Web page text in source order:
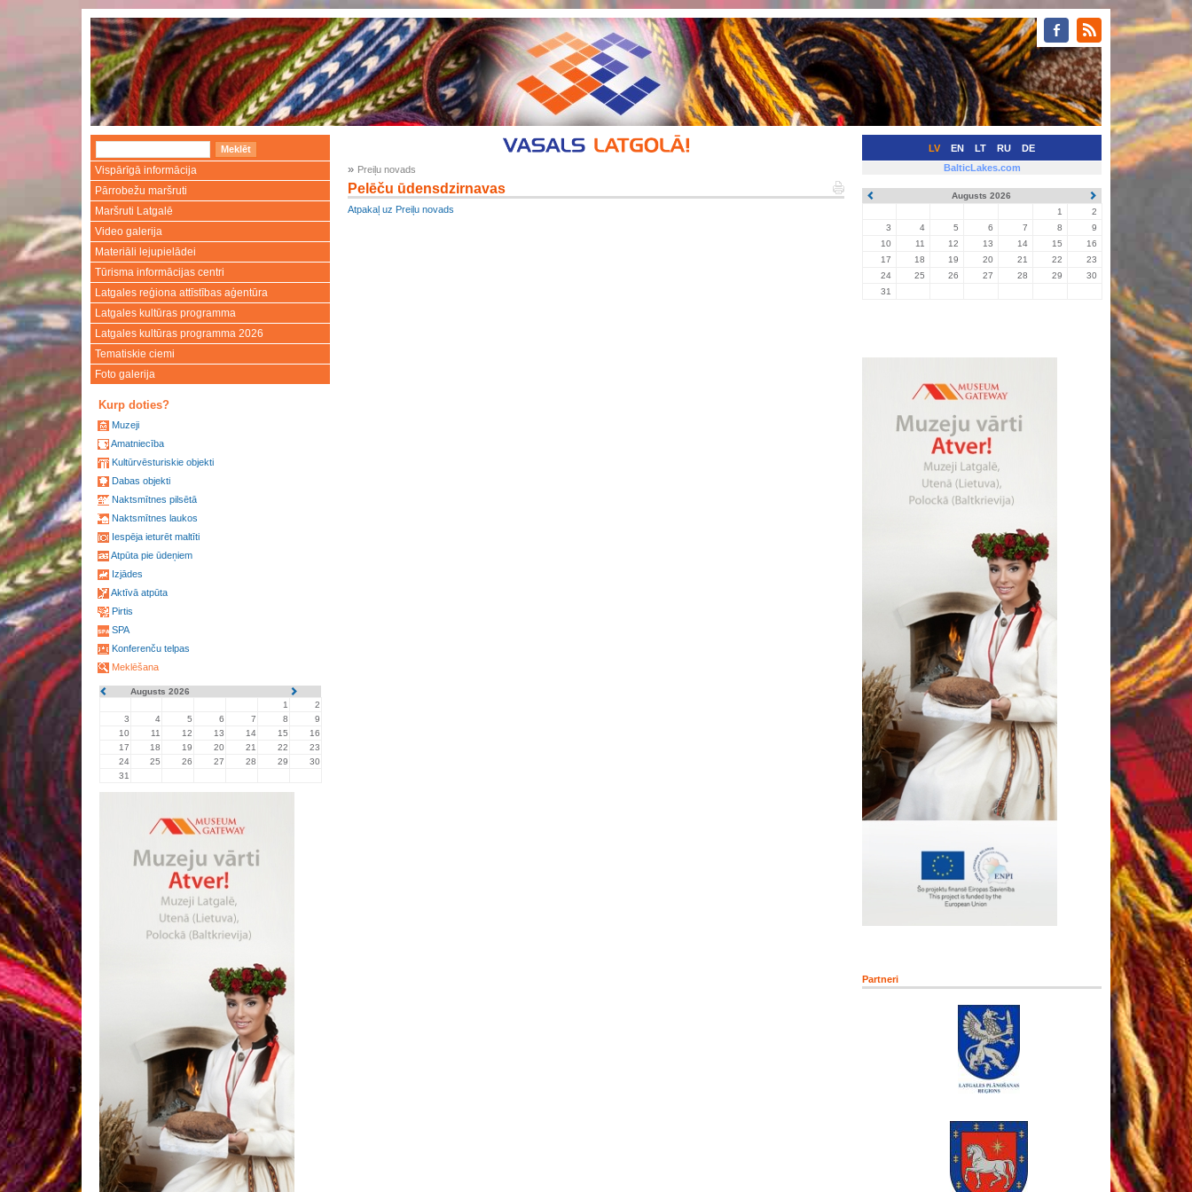
LV EN LT RU DE
Vispārīgā informācija
Pārrobežu maršruti
Maršruti Latgalē
Video galerija
Materiāli lejupielādei
Tūrisma informācijas centri
Latgales reģiona attīstības aģentūra
Latgales kultūras programma
Latgales kultūras programma 2026
Tematiskie ciemi
Foto galerija
Kurp doties?
Muzeji
Amatniecība
Kultūrvēsturiskie objekti
Dabas objekti
Naktsmītnes pilsētā
Naktsmītnes laukos
Iespēja ieturēt maltīti
Atpūta pie ūdeņiem
Izjādes
Aktīvā atpūta
Pirtis
SPA
Konferenču telpas
Meklēšana
Augusts 2026
1
2
3
4 5 6 7 8
9
10
11 12 13 14 15
16
17
18 19 20 21 22
23
24
25 26 27 28 29
30
31
» Preiļu novads
Pelēču ūdensdzirnavas
Atpakaļ uz Preiļu novads
BalticLakes.com
Augusts 2026
1
2
3
4 5 6 7 8
9
10
11 12 13 14 15
16
17
18 19 20 21 22
23
24
25 26 27 28 29
30
31
Partneri